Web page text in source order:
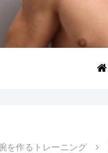
を作るトレーニング